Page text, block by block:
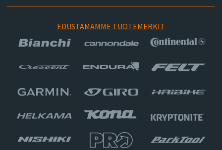
EDUSTAMAMME TUOTEMERKIT